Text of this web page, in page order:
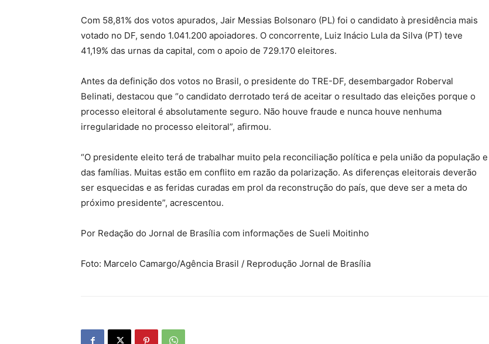
Com 58,81% dos votos apurados, Jair Messias Bolsonaro (PL) foi o candidato à presidência mais
votado no DF, sendo 1.041.200 apoiadores. O concorrente, Luiz Inácio Lula da Silva (PT) teve
41,19% das urnas da capital, com o apoio de 729.170 eleitores.
Antes da definição dos votos no Brasil, o presidente do TRE-DF, desembargador Roberval
Belinati, destacou que “o candidato derrotado terá de aceitar o resultado das eleições porque o
processo eleitoral é absolutamente seguro. Não houve fraude e nunca houve nenhuma
irregularidade no processo eleitoral”, afirmou.
“O presidente eleito terá de trabalhar muito pela reconciliação política e pela união da população e
das famílias. Muitas estão em conflito em razão da polarização. As diferenças eleitorais deverão
ser esquecidas e as feridas curadas em prol da reconstrução do país, que deve ser a meta do
próximo presidente”, acrescentou.
Por Redação do Jornal de Brasília com informações de Sueli Moitinho
Foto: Marcelo Camargo/Agência Brasil / Reprodução Jornal de Brasília